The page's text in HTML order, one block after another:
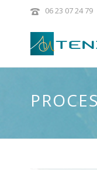
06 23 07 24 79